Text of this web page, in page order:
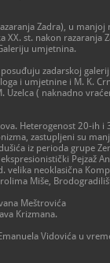
Zadra), u
XX. st. nakon razaranja
umjetnina.
zadarskoj
i umjetnine i M. K.
Uzelca ( naknadno
Heterogenost 20-ih
zastupljeni su
iz perioda grupe
Pejzaž
neoklasična
Miše,
Meštrovića
Krizmana.
Vidovića u